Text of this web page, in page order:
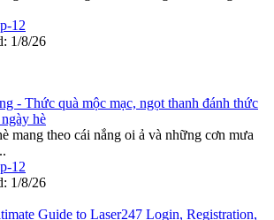
12
1/8/26
- Thức quà mộc mạc, ngọt thanh đánh thức
hè
mang theo cái nắng oi ả và những cơn mưa
12
1/8/26
Guide to Laser247 Login, Registration,